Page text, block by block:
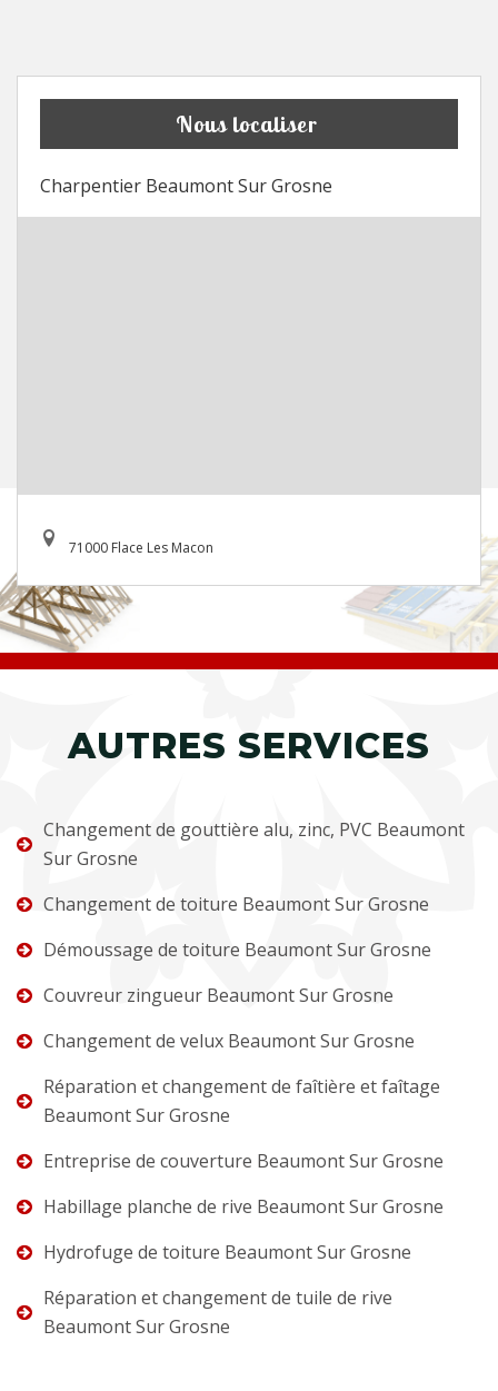
Nous localiser
Charpentier Beaumont Sur Grosne
71000 Flace Les Macon
AUTRES SERVICES
Changement de gouttière alu, zinc, PVC Beaumont
Sur Grosne
Changement de toiture Beaumont Sur Grosne
Démoussage de toiture Beaumont Sur Grosne
Couvreur zingueur Beaumont Sur Grosne
Changement de velux Beaumont Sur Grosne
Réparation et changement de faîtière et faîtage
Beaumont Sur Grosne
Entreprise de couverture Beaumont Sur Grosne
Habillage planche de rive Beaumont Sur Grosne
Hydrofuge de toiture Beaumont Sur Grosne
Réparation et changement de tuile de rive
Beaumont Sur Grosne